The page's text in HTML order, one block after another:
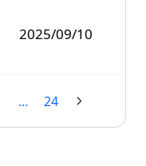
2025/09/10
... 24